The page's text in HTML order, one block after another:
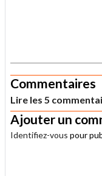
Commentaires
Lire les 5
Ajouter un
Identifiez-vous pour